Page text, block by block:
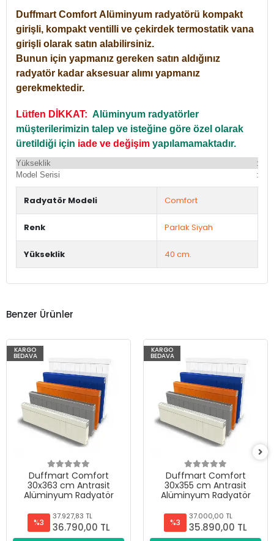
Duffmart Comfort Alüminyum radyatörü kompakt
girişli, kompakt ventilli ve çekirdek termostatik vana
girişli olarak satın alabilirsiniz.
Bunun için yapmanız gereken satın aldığınız
radyatör kadar aksesuar alımı yapmanız
gerekmektedir.
Lütfen DİKKAT: Alüminyum radyatörler
müşterilerimizin talep ve isteğine göre özel olarak
üretildiği için iade ve değişim yapılamamaktadır.
Yükseklik :
Model Serisi
:
Radyatör Modeli Comfort
Renk Parlak Siyah
Yükseklik 40 cm.
Benzer Ürünler
KARGO
BEDAVA
Duffmart Comfort
30x363 cm Antrasit
Alüminyum Radyatör
%3
37.927,83 TL
36.790,00 TL
KARGO
BEDAVA
Duffmart Comfort
30x355 cm Antrasit
Alüminyum Radyatör
%3
37.000,00 TL
35.890,00 TL